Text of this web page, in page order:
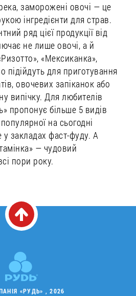
заморожені овочі — це
інгредієнти для страв.
ряд цієї продукції від
не лише овочі, а й
«Мексиканка»,
підійдуть для приготування
овочевих запіканок або
випічку. Для любителів
пропонує більше 5 видів
на сьогодні
закладах фаст-фуду. А
— чудовий
пори року.
«РУДЬ» , 2026